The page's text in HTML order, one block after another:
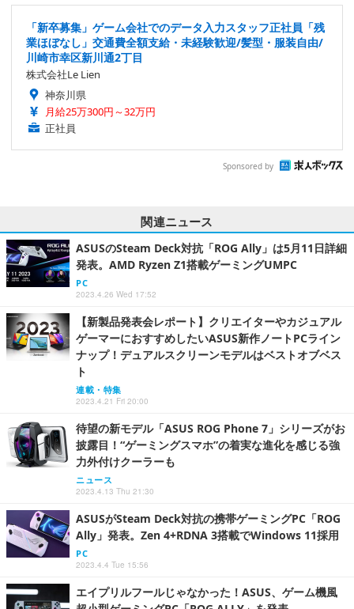
「新卒募集」ゲーム会社でのデータ入力スタッフ正社員「残
業ほぼなし」交通費全額支給・未経験歓迎/髪型・服装自由/
川崎市幸区新川通2丁目
株式会社Le Lien
神奈川県
月給25万300円～32万円
正社員
Sponsored by
関連ニュース
ASUSのSteam Deck対抗「ROG Ally」は5月11日詳細
発表。AMD Ryzen Z1搭載ゲーミングUMPC
PC
2023.4.26 Wed 17:52
【新製品発表会レポート】クリエイターやカジュアル
ゲーマーにおすすめしたいASUS新作ノートPCライン
ナップ！デュアルスクリーンモデルはベストオブベス
ト
連載・特集
2023.4.21 Fri 20:00
待望の新モデル「ASUS ROG Phone 7」シリーズがお
披露目！“ゲーミングスマホ”の着実な進化を感じる強
力外付けクーラーも
ニュース
2023.4.13 Thu 21:30
ASUSがSteam Deck対抗の携帯ゲーミングPC「ROG
Ally」発表。Zen 4+RDNA 3搭載でWindows 11採用
PC
2023.4.4 Tue 15:56
エイプリルフールじゃなかった！ASUS、ゲーム機風